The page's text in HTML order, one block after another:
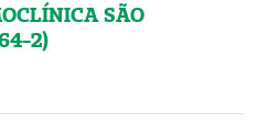
SÃO
2)